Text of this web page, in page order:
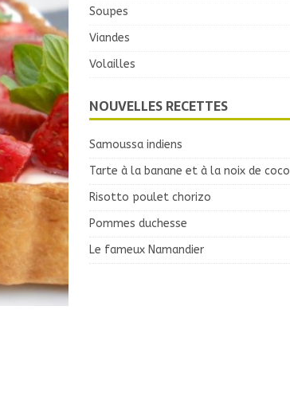
Soupes
Viandes
Volailles
NOUVELLES RECETTES
Samoussa indiens
Tarte à la banane et à la noix de coco
Risotto poulet chorizo
Pommes duchesse
Le fameux Namandier